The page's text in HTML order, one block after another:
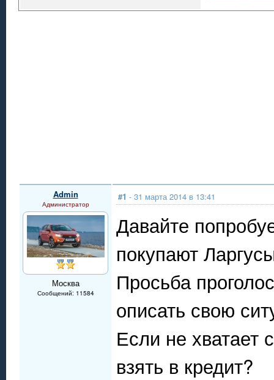
Admin
Администратор
Москва
Сообщений: 11584
#1 - 31 марта 2014 в 13:41
Давайте
покупают
Просьба
описать свою
Если не хватает
взять в кредит?